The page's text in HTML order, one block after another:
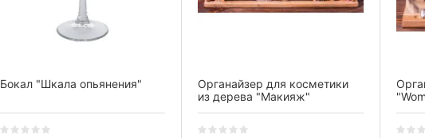
Бокал "Шкала опьянения"
Органайзер для косметики
из дерева "Макияж"